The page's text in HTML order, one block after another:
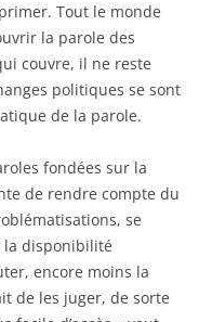
Tout le monde
la parole des
couvre, il ne reste
politiques se sont
de la parole.
fondées sur la
de rendre compte du
se
la disponibilité
encore moins la
de les juger, de sorte